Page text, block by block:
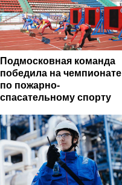
Подмосковная команда
победила на чемпионате
по пожарно-
спасательному спорту